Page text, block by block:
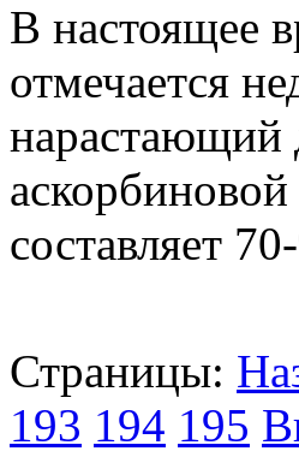
В настоящее
отмечается
нарастающий
составляет
Страницы:
193 194 195